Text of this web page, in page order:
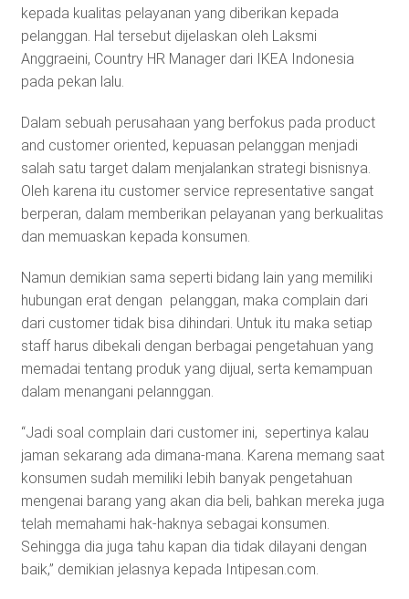
kepada kualitas pelayanan yang diberikan kepada
pelanggan. Hal tersebut dijelaskan oleh Laksmi
Anggraeini, Country HR Manager dari IKEA Indonesia
pada pekan lalu.
Dalam sebuah perusahaan yang berfokus pada product
and customer oriented, kepuasan pelanggan menjadi
salah satu target dalam menjalankan strategi bisnisnya.
Oleh karena itu customer service representative sangat
berperan, dalam memberikan pelayanan yang berkualitas
dan memuaskan kepada konsumen.
Namun demikian sama seperti bidang lain yang memiliki
hubungan erat dengan pelanggan, maka complain dari
dari customer tidak bisa dihindari. Untuk itu maka setiap
staff harus dibekali dengan berbagai pengetahuan yang
memadai tentang produk yang dijual, serta kemampuan
dalam menangani pelannggan.
“Jadi soal complain dari customer ini, sepertinya kalau
jaman sekarang ada dimana-mana. Karena memang saat
konsumen sudah memiliki lebih banyak pengetahuan
mengenai barang yang akan dia beli, bahkan mereka juga
telah memahami hak-haknya sebagai konsumen.
Sehingga dia juga tahu kapan dia tidak dilayani dengan
baik,” demikian jelasnya kepada Intipesan.com.